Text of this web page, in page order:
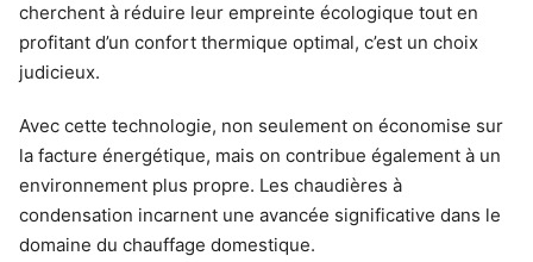
cherchent à réduire leur empreinte écologique tout en
profitant d’un confort thermique optimal, c’est un choix
judicieux.
Avec cette technologie, non seulement on économise sur
la facture énergétique, mais on contribue également à un
environnement plus propre. Les chaudières à
condensation incarnent une avancée significative dans le
domaine du chauffage domestique.